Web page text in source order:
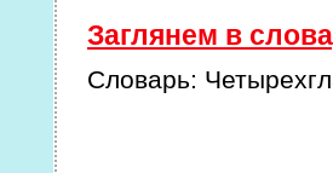
Заглянем в
Словарь: